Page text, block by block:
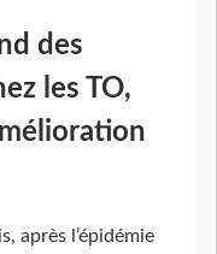
des
les TO,
après l’épidémie